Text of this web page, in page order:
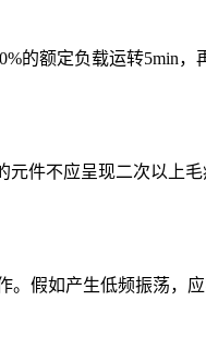
的额定负载运转5min
件不应呈现二次以上
。假如产生低频振荡，